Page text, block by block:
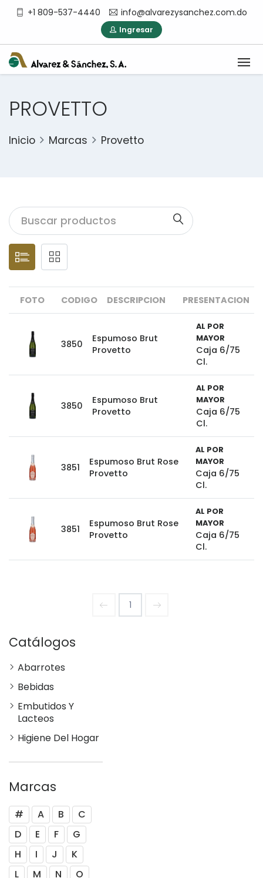
+1 809-537-4440 info@alvarezysanchez.com.do
Ingresar
PROVETTO
Inicio Marcas Provetto
FOTO CODIGO DESCRIPCION PRESENTACION
3850
Espumoso Brut
Provetto
AL POR
MAYOR
Caja 6/75
Cl.
3850
Espumoso Brut
Provetto
AL POR
MAYOR
Caja 6/75
Cl.
3851
Espumoso Brut Rose
Provetto
AL POR
MAYOR
Caja 6/75
Cl.
3851
Espumoso Brut Rose
Provetto
AL POR
MAYOR
Caja 6/75
Cl.
1
Catálogos
Abarrotes
Bebidas
Embutidos Y
Lacteos
Higiene Del Hogar
Marcas
# A B
C
D
E F
G
H
I J
K
L
M N
O